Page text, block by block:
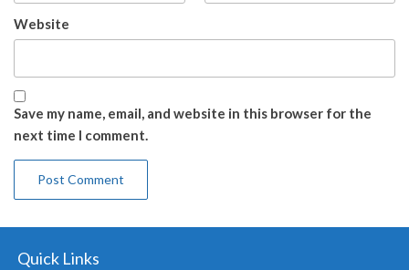
Website
Save my name, email, and website in this browser for the
next time I comment.
Quick Links